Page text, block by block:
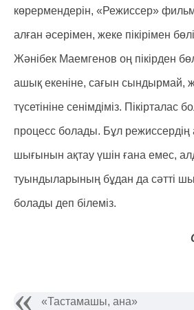
көрермендерін, «Режиссер»
алған әсерімен, жеке пікірімен
Жәнібек Маемгенов оң пікірден
ашық екеніне, сағын сындырмай,
түсетініне сенімдіміз. Пікірталас
процесс болады. Бұл режиссердің
шығынын ақтау үшін ғана емес,
туындыларының бұдан да сәтті
болады деп білеміз.
«Тастамашы, ана»